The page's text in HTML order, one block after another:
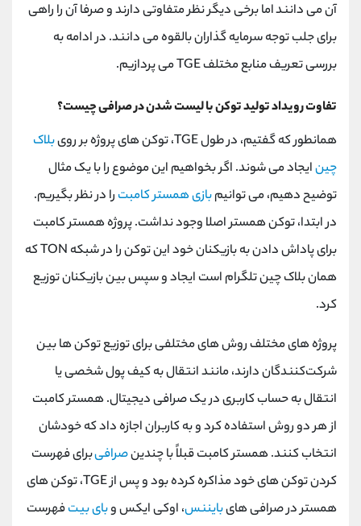
آن می دانند اما برخی دیگر نظر متفاوتی دارند و صرفا آن را راهی
برای جلب توجه سرمایه گذاران بالقوه می دانند. در ادامه به
بررسی تعریف منابع مختلف TGE می پردازیم.
تفاوت رویداد تولید توکن با لیست شدن در صرافی چیست؟
همانطور که گفتیم، در طول TGE، توکن های پروژه بر روی
بلاک
چینایجاد می شوند. اگر بخواهیم این موضوع را با یک مثال
توضیح دهیم، می توانیمبازی همستر کامبت را در نظر بگیریم.
در ابتدا، توکن همستر اصلا وجود نداشت. پروژه همستر کامبت
برای پاداش دادن به بازیکنان خود این توکن را در شبکه TON که
همان بلاک چین تلگرام است ایجاد و سپس بین بازیکنان توزیع
کرد.
پروژه ‌های مختلف روش‌ های مختلفی برای توزیع توکن ‌ها بین
شرکت‌کنندگان دارند، مانند انتقال به کیف پول شخصی یا
انتقال به حساب کاربری در یک صرافی دیجیتال. همستر کامبت
از هر دو روش استفاده کرد و به کاربران اجازه داد که خودشان
انتخاب کنند. همستر کامبت قبلاً با چندینصرافیبرای فهرست
کردن توکن ‌های خود مذاکره کرده بود و پس از TGE، توکن ‌های
همستر در صرافی‌ هایبایننس، اوکی ایکس وبای بیتفهرست